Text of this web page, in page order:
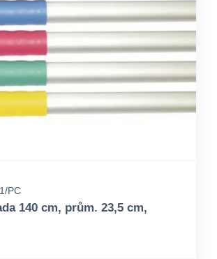
PC
140 cm, prům. 23,5 cm,